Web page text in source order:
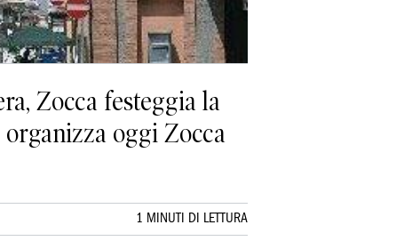
Zocca festeggia la
oggi Zocca
1 MINUTI DI LETTURA